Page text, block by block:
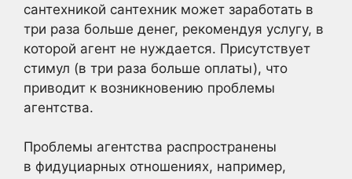
сантехникой сантехник может заработать в
три раза больше денег, рекомендуя услугу, в
которой агент не нуждается. Присутствует
стимул (в три раза больше оплаты), что
приводит к возникновению проблемы
агентства.
Проблемы агентства распространены
в фидуциарных отношениях, например,